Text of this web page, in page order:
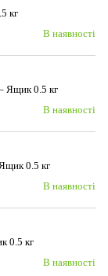
кг
В наявності
Ящик 0.5 кг
В наявності
0.5 кг
В наявності
0.5 кг
В наявності